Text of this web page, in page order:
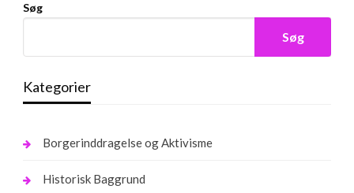
Søg
Søg
Kategorier
Borgerinddragelse og Aktivisme
Historisk Baggrund